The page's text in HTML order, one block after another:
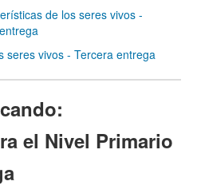
de los seres vivos -
seres vivos - Tercera entrega
el Nivel Primario